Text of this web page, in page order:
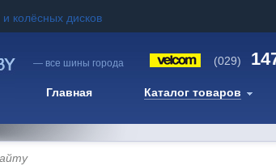
колёсных дисков
— все шины города (029)
Главная Каталог товаров